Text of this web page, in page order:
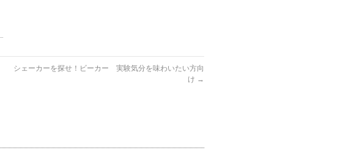
シェーカーを探せ！ビーカー 実験気分を味わいたい方向
け →